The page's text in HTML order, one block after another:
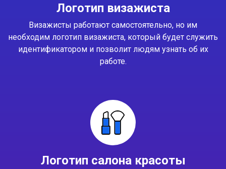
Логотип визажиста
Визажисты работают самостоятельно, но им
необходим логотип визажиста, который будет служить
идентификатором и позволит людям узнать об их
работе.
Логотип салона красоты